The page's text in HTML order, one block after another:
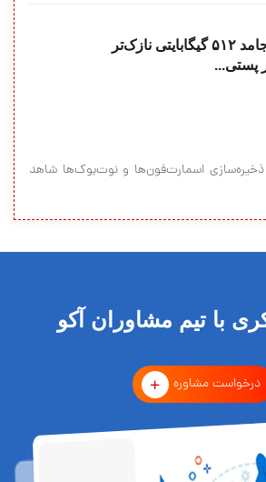
درایو جامد ۵۱۲ گیگابایتی نازک‌تر
پستی...
اسمارت‌فون‌ها و نوت‌بوک‌ها شاهد
با تیم مشاوران آکو
درخواست مشاوره